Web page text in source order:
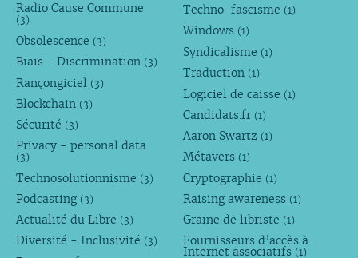
Radio Cause Commune
(3)
Obsolescence (3)
Biais - Discrimination (3)
Rançongiciel (3)
Blockchain (3)
Sécurité (3)
Privacy - personal data
(3)
Technosolutionnisme (3)
Podcasting (3)
Actualité du Libre (3)
Diversité - Inclusivité (3)
Techno-fascisme (1)
Windows (1)
Syndicalisme (1)
Traduction (1)
Logiciel de caisse (1)
Candidats.fr (1)
Aaron Swartz (1)
Métavers (1)
Cryptographie (1)
Raising awareness (1)
Graine de libriste (1)
Fournisseurs d’accès à
Internet associatifs (1)